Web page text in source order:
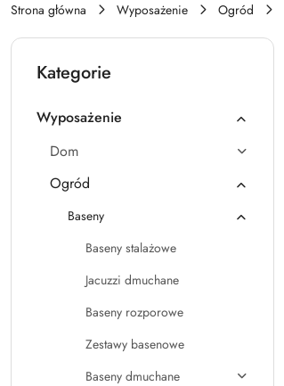
Strona główna Wyposażenie Ogród
Kategorie
Wyposażenie
Dom
Ogród
Baseny
Baseny stalażowe
Jacuzzi dmuchane
Baseny rozporowe
Zestawy basenowe
Baseny dmuchane